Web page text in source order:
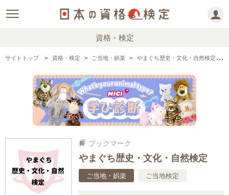
資格・検定
サイトトップ 資格・検定 ご当地・娯楽 やまぐち歴史・文化・自然検定の情報まとめ
bookmarks ブックマーク
やまぐち歴史・文化・自然検定
ご当地・娯楽 ご当地検定